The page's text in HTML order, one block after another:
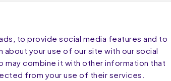
to provide social media features and to
your use of our site with our social
may combine it with other information that
from your use of their services.
de
avec SaleCycle